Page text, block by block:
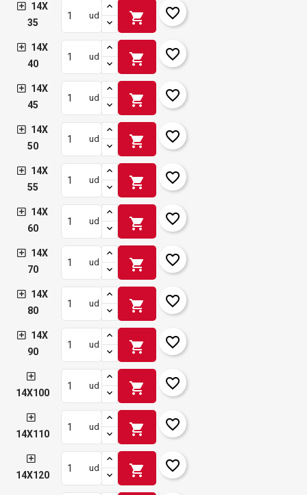
14X
35
ud shopping_cart favorite_border
14X
40
ud shopping_cart favorite_border
14X
45
ud shopping_cart favorite_border
14X
50
ud shopping_cart favorite_border
14X
55
ud shopping_cart favorite_border
14X
60
ud shopping_cart favorite_border
14X
70
ud shopping_cart favorite_border
14X
80
ud shopping_cart favorite_border
14X
90
ud shopping_cart favorite_border
14X100
ud shopping_cart favorite_border
14X110
ud shopping_cart favorite_border
14X120
ud shopping_cart favorite_border